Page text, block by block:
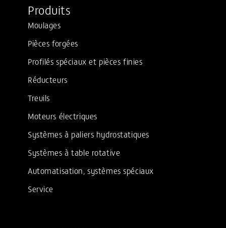
Produits
Moulages
Pièces forgées
Profilés spéciaux et pièces finies
Réducteurs
Treuils
Moteurs électriques
Systèmes à paliers hydrostatiques
Systèmes à table rotative
Automatisation, systèmes spéciaux
Service